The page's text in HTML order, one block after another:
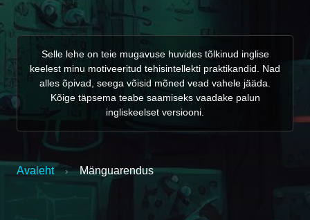
Selle lehe on teie mugavuse huvides tõlkinud inglise
keelest minu motiveeritud tehisintellekti praktikandid. Nad
alles õpivad, seega võisid mõned vead vahele jääda.
Kõige täpsema teabe saamiseks vaadake palun
ingliskeelset versiooni.
Avaleht › Mänguarendus